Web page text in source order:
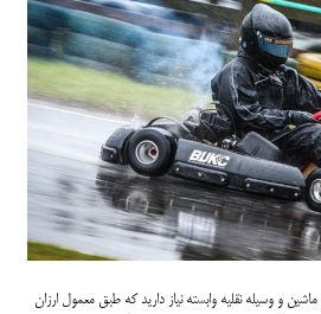
و وسیله نقلیه وابسته نیاز دارید که طبق معمول ارزان